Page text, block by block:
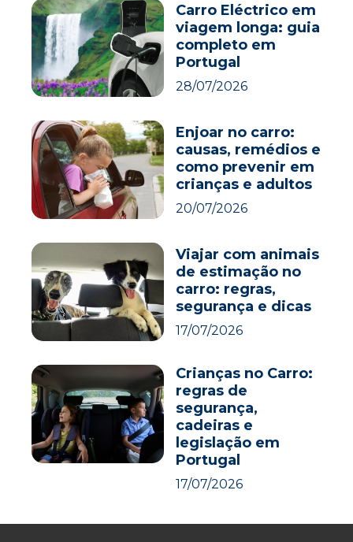
Carro Eléctrico em
viagem longa: guia
completo em
Portugal
28/07/2026
Enjoar no carro:
causas, remédios e
como prevenir em
crianças e adultos
20/07/2026
Viajar com animais
de estimação no
carro: regras,
segurança e dicas
17/07/2026
Crianças no Carro:
regras de
segurança,
cadeiras e
legislação em
Portugal
17/07/2026